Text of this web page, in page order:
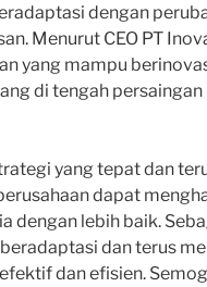
dengan
Menurut CEO PT
yang mampu
di tengah
yang tepat dan
dapat
dengan lebih baik.
dan terus
dan efisien.